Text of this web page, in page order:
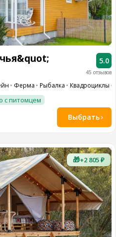
45 отзывов
5.0
Ферма Рыбалка Квадроциклы
с питомцем
Выбрать
🎁+2 805 ₽